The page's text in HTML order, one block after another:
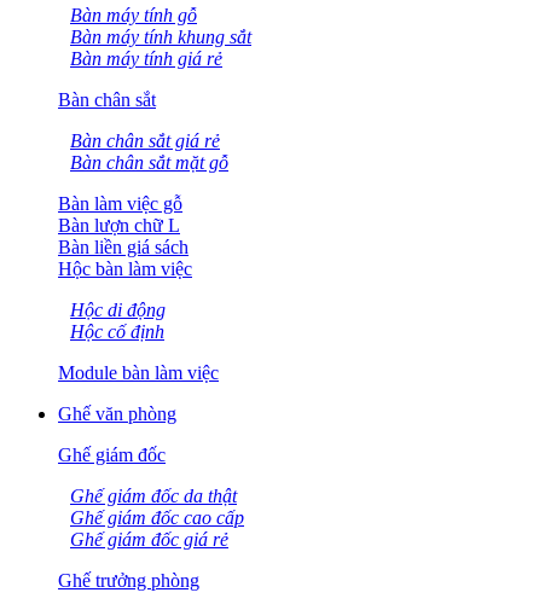
Bàn máy tính gỗ
Bàn máy tính khung sắt
Bàn máy tính giá rẻ
Bàn chân sắt
Bàn chân sắt giá rẻ
Bàn chân sắt mặt gỗ
Bàn làm việc gỗ
Bàn lượn chữ L
Bàn liền giá sách
Hộc bàn làm việc
Hộc di động
Hộc cố định
Module bàn làm việc
Ghế văn phòng
Ghế giám đốc
Ghế giám đốc da thật
Ghế giám đốc cao cấp
Ghế giám đốc giá rẻ
Ghế trưởng phòng